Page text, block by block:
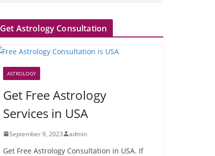
Get Astrology Consultation
ASTROLOGY
Get Free Astrology
Services in USA
September 9, 2023 admin
Get Free Astrology Consultation in USA. If